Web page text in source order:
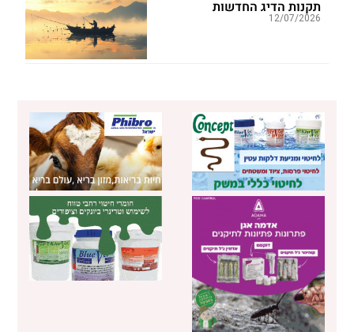
תקנות הדיג החדשות
12/07/2026